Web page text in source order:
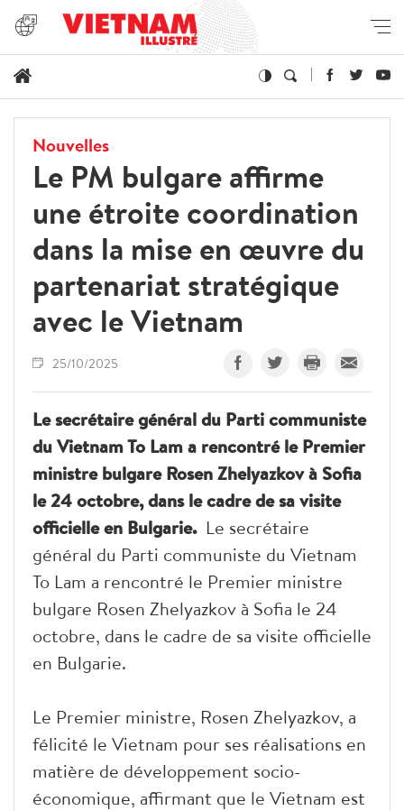
Nouvelles
Le PM bulgare affirme
une étroite coordination
dans la mise en œuvre du
partenariat stratégique
avec le Vietnam
25/10/2025
Le secrétaire général du Parti communiste
du Vietnam To Lam a rencontré le Premier
ministre bulgare Rosen Zhelyazkov à Sofia
le 24 octobre, dans le cadre de sa visite
officielle en Bulgarie. Le secrétaire
général du Parti communiste du Vietnam
To Lam a rencontré le Premier ministre
bulgare Rosen Zhelyazkov à Sofia le 24
octobre, dans le cadre de sa visite officielle
en Bulgarie.
Le Premier ministre, Rosen Zhelyazkov, a
félicité le Vietnam pour ses réalisations en
matière de développement socio-
économique, affirmant que le Vietnam est